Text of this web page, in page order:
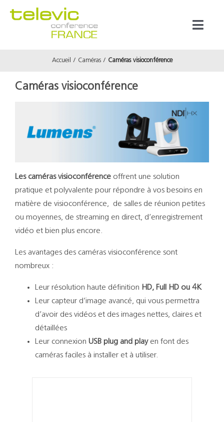
À propos
Accueil Caméras Caméras visioconférence
Caméras visioconférence
Les caméras visioconférence offrent une solution
pratique et polyvalente pour répondre à vos besoins en
matière de visioconférence, de salles de réunion petites
ou moyennes, de streaming en direct, d’enregistrement
vidéo et bien plus encore.
Les avantages des caméras visioconférence sont
nombreux :
Leur résolution haute définition HD, Full HD ou 4K
Leur capteur d’image avancé, qui vous permettra
d’avoir des vidéos et des images nettes, claires et
détaillées
Leur connexion USB plug and playen font des
caméras faciles à installer et à utiliser.